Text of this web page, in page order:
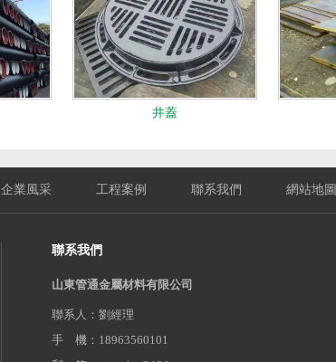
井蓋
企業風采 工程案例 聯系我們 網站地圖
聯系我們
山東管通金屬材料有限公司
聯系人：劉經理
手 機：18963560101